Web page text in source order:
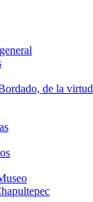
de la virtud